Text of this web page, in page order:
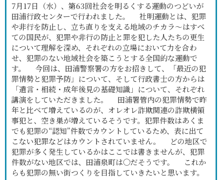
7月17日（水）、第63回社会を明るくする運動のつどいが
田浦行政センターで行われました。 社明運動とは、犯罪
や非行を防止し、立ち直りを支える地域のチカラ～はすべ
ての国民が、犯罪や非行の防止と罪を犯した人たちの更生
について理解を深め、それぞれの立場において力を合わ
せ、犯罪のない地域社会を築こうとする全国的な運動で
す。 今回は、田浦警察署の方をお招きして、「最近の犯
罪情勢と犯罪予防」について、そして行政書士の方からは
「遺言・相続・成年後見の基礎知識」について、それぞれ
講演をしていただきました。 田浦署管内の犯罪情勢で昨
年と比べて増えているのが、オレオレ詐欺関連の詐欺横領
事犯と、空き巣が増えているそうです。犯罪件数はあくま
でも犯罪の“認知”件数でカウントしているため、表に出て
こない犯罪などはカウントされていません。 どの地区で
犯罪が多く発生しているかはここでは書きませんが、犯罪
件数がない地区では、田浦泉町は〇だそうです。 これか
らも犯罪の無い街つくりを目指していきたいと思います。